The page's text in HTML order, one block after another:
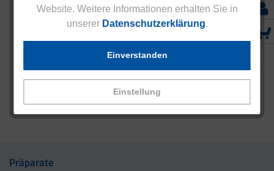
Website. Weitere Informationen erhalten Sie in
unserer Datenschutzerklärung.
Einstellung
Einverstanden
Präparate